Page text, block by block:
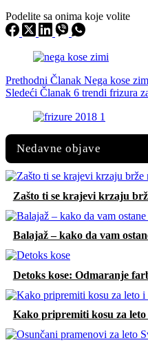
Podelite sa onima koje volite
Prethodni Članak Nega kose
Sledeći Članak 6 trendi frizura
Nedavne objave
Zašto ti se krajevi krzaju
Balajaž – kako da vam
Detoks kose: Odmaranje
Kako pripremiti kosu za